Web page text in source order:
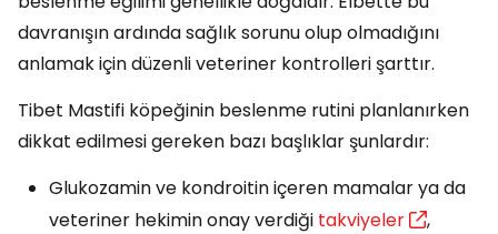
davranışın ardında sağlık sorunu olup olmadığını
anlamak için düzenli veteriner kontrolleri şarttır.
Tibet Mastifi köpeğinin beslenme rutini planlanırken
dikkat edilmesi gereken bazı başlıklar şunlardır:
Glukozamin ve kondroitin içeren mamalar ya da
veteriner hekimin onay verdiği takviyeler
,